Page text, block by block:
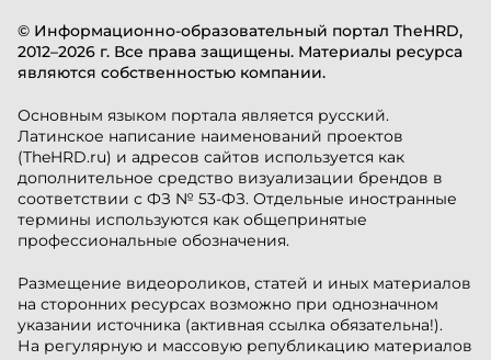
© Информационно-образовательный портал TheHRD,
2012–2026 г. Все права защищены. Материалы ресурса
являются собственностью компании.
Основным языком портала является русский.
Латинское написание наименований проектов
(TheHRD.ru) и адресов сайтов используется как
дополнительное средство визуализации брендов в
соответствии с ФЗ № 53-ФЗ. Отдельные иностранные
термины используются как общепринятые
профессиональные обозначения.
Размещение видеороликов, статей и иных материалов
на сторонних ресурсах возможно при однозначном
указании источника (активная ссылка обязательна!).
На регулярную и массовую републикацию материалов